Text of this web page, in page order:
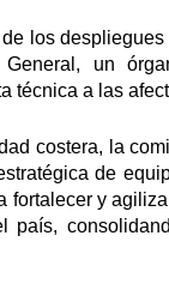
los
General, un
técnica a las
costera, la
de
fortalecer y
país,